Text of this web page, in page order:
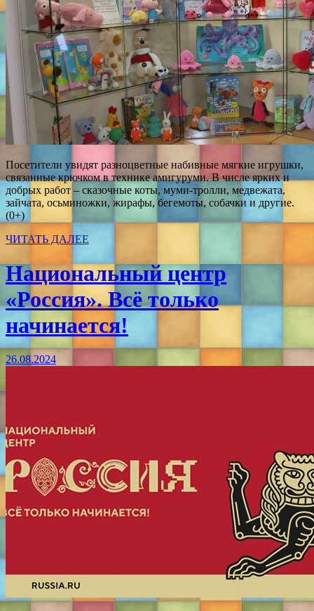
Посетители увидят разноцветные набивные мягкие игрушки,
связанные крючком в технике амигуруми. В числе ярких и
добрых работ – сказочные коты, муми-тролли, медвежата,
зайчата, осьминожки, жирафы, бегемоты, собачки и другие.
(0+)
ЧИТАТЬ ДАЛЕЕ
Национальный центр
«Россия». Всё только
начинается!
26.08.2024